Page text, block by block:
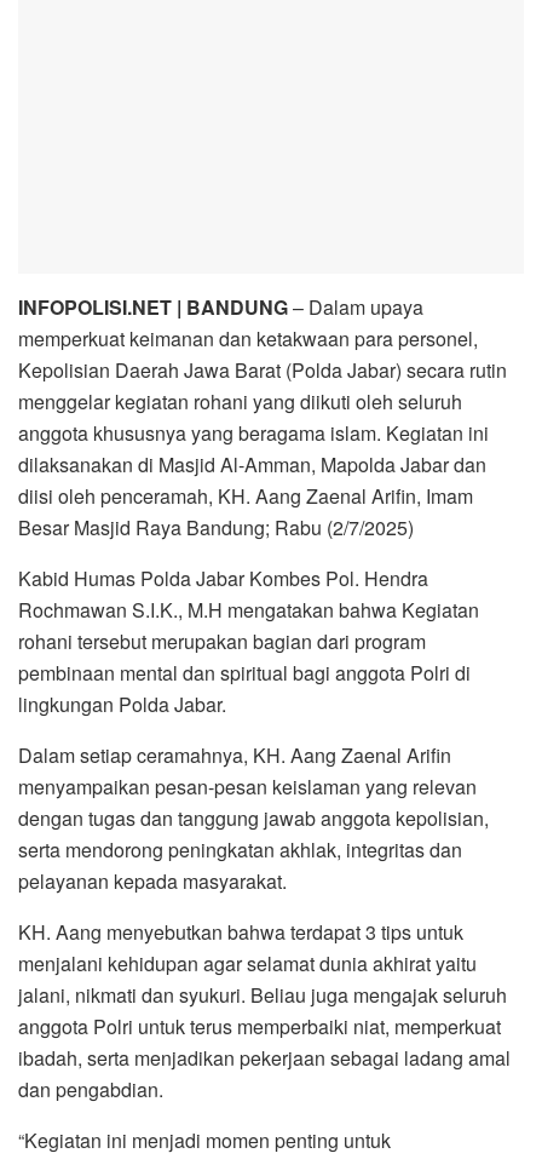
INFOPOLISI.NET | BANDUNG– Dalam upaya
memperkuat keimanan dan ketakwaan para personel,
Kepolisian Daerah Jawa Barat (Polda Jabar) secara rutin
menggelar kegiatan rohani yang diikuti oleh seluruh
anggota khususnya yang beragama islam. Kegiatan ini
dilaksanakan di Masjid Al-Amman, Mapolda Jabar dan
diisi oleh penceramah, KH. Aang Zaenal Arifin, Imam
Besar Masjid Raya Bandung; Rabu (2/7/2025)
Kabid Humas Polda Jabar Kombes Pol. Hendra
Rochmawan S.I.K., M.H mengatakan bahwa Kegiatan
rohani tersebut merupakan bagian dari program
pembinaan mental dan spiritual bagi anggota Polri di
lingkungan Polda Jabar.
Dalam setiap ceramahnya, KH. Aang Zaenal Arifin
menyampaikan pesan-pesan keislaman yang relevan
dengan tugas dan tanggung jawab anggota kepolisian,
serta mendorong peningkatan akhlak, integritas dan
pelayanan kepada masyarakat.
KH. Aang menyebutkan bahwa terdapat 3 tips untuk
menjalani kehidupan agar selamat dunia akhirat yaitu
jalani, nikmati dan syukuri. Beliau juga mengajak seluruh
anggota Polri untuk terus memperbaiki niat, memperkuat
ibadah, serta menjadikan pekerjaan sebagai ladang amal
dan pengabdian.
“Kegiatan ini menjadi momen penting untuk